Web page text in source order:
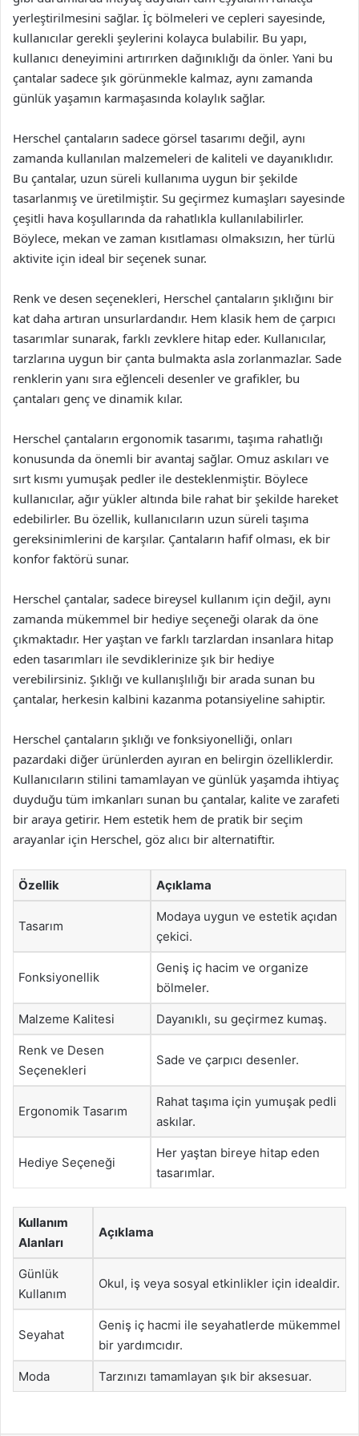
yerleştirilmesini sağlar. İç bölmeleri ve cepleri sayesinde,
kullanıcılar gerekli şeylerini kolayca bulabilir. Bu yapı,
kullanıcı deneyimini artırırken dağınıklığı da önler. Yani bu
çantalar sadece şık görünmekle kalmaz, aynı zamanda
günlük yaşamın karmaşasında kolaylık sağlar.
Herschel çantaların sadece görsel tasarımı değil, aynı
zamanda kullanılan malzemeleri de kaliteli ve dayanıklıdır.
Bu çantalar, uzun süreli kullanıma uygun bir şekilde
tasarlanmış ve üretilmiştir. Su geçirmez kumaşları sayesinde
çeşitli hava koşullarında da rahatlıkla kullanılabilirler.
Böylece, mekan ve zaman kısıtlaması olmaksızın, her türlü
aktivite için ideal bir seçenek sunar.
Renk ve desen seçenekleri, Herschel çantaların şıklığını bir
kat daha artıran unsurlardandır. Hem klasik hem de çarpıcı
tasarımlar sunarak, farklı zevklere hitap eder. Kullanıcılar,
tarzlarına uygun bir çanta bulmakta asla zorlanmazlar. Sade
renklerin yanı sıra eğlenceli desenler ve grafikler, bu
çantaları genç ve dinamik kılar.
Herschel çantaların ergonomik tasarımı, taşıma rahatlığı
konusunda da önemli bir avantaj sağlar. Omuz askıları ve
sırt kısmı yumuşak pedler ile desteklenmiştir. Böylece
kullanıcılar, ağır yükler altında bile rahat bir şekilde hareket
edebilirler. Bu özellik, kullanıcıların uzun süreli taşıma
gereksinimlerini de karşılar. Çantaların hafif olması, ek bir
konfor faktörü sunar.
Herschel çantalar, sadece bireysel kullanım için değil, aynı
zamanda mükemmel bir hediye seçeneği olarak da öne
çıkmaktadır. Her yaştan ve farklı tarzlardan insanlara hitap
eden tasarımları ile sevdiklerinize şık bir hediye
verebilirsiniz. Şıklığı ve kullanışlılığı bir arada sunan bu
çantalar, herkesin kalbini kazanma potansiyeline sahiptir.
Herschel çantaların şıklığı ve fonksiyonelliği, onları
pazardaki diğer ürünlerden ayıran en belirgin özelliklerdir.
Kullanıcıların stilini tamamlayan ve günlük yaşamda ihtiyaç
duyduğu tüm imkanları sunan bu çantalar, kalite ve zarafeti
bir araya getirir. Hem estetik hem de pratik bir seçim
arayanlar için Herschel, göz alıcı bir alternatiftir.
Özellik Açıklama
Tasarım
Modaya uygun ve estetik açıdan
çekici.
Fonksiyonellik
Geniş iç hacim ve organize
bölmeler.
Malzeme Kalitesi Dayanıklı, su geçirmez kumaş.
Renk ve Desen
Seçenekleri
Sade ve çarpıcı desenler.
Ergonomik Tasarım
Rahat taşıma için yumuşak pedli
askılar.
Hediye Seçeneği
Her yaştan bireye hitap eden
tasarımlar.
Kullanım
Alanları
Açıklama
Günlük
Kullanım
Okul, iş veya sosyal etkinlikler için idealdir.
Seyahat
Geniş iç hacmi ile seyahatlerde mükemmel
bir yardımcıdır.
Moda Tarzınızı tamamlayan şık bir aksesuar.